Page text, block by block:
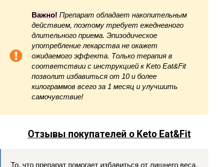
Важно! Препарат обладает накопительным
действием, поэтому требует ежедневного
длительного приема. Эпизодическое
употребление лекарства не окажет
ожидаемого эффекта. Только терапия в
соответствии с инструкцией к Keto Eat&Fit
позволит избавиться от 10 и более
килограммов всего за 1 месяц и улучшить
самочувствие!
Отзывы покупателей о Keto Eat&Fit
То, что препарат помогает избавиться от лишнего веса,